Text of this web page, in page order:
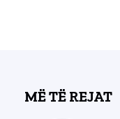
MË TË REJAT